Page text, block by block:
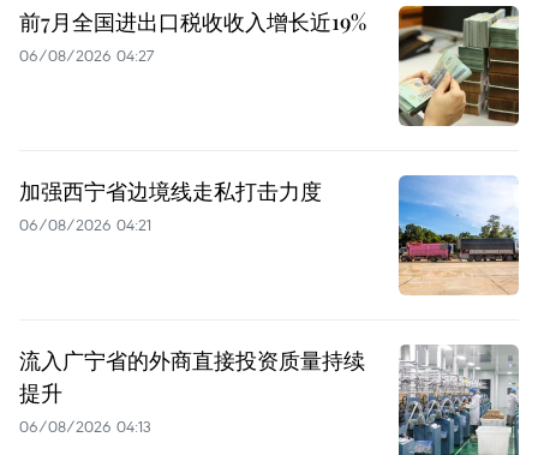
前7月全国进出口税收收入增长近19%
06/08/2026 04:27
加强西宁省边境线走私打击力度
06/08/2026 04:21
流入广宁省的外商直接投资质量持续
提升
06/08/2026 04:13